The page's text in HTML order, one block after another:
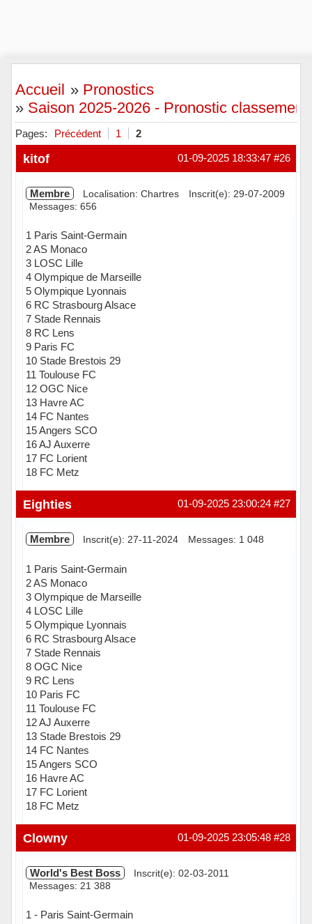
Accueil » Pronostics
» Saison 2025-2026 - Pronostic classement
Pages: Précédent 1 2
#26
01-09-2025 18:33:47
kitof
Membre Localisation: Chartres
Inscrit(e): 29-07-2009
Messages: 656
1 Paris Saint-Germain
2 AS Monaco
3 LOSC Lille
4 Olympique de Marseille
5 Olympique Lyonnais
6 RC Strasbourg Alsace
7 Stade Rennais
8 RC Lens
9 Paris FC
10 Stade Brestois 29
11 Toulouse FC
12 OGC Nice
13 Havre AC
14 FC Nantes
15 Angers SCO
16 AJ Auxerre
17 FC Lorient
18 FC Metz
Hors ligne #27
01-09-2025 23:00:24
Eighties
Membre Inscrit(e): 27-11-2024 Messages: 1 048
1 Paris Saint-Germain
2 AS Monaco
3 Olympique de Marseille
4 LOSC Lille
5 Olympique Lyonnais
6 RC Strasbourg Alsace
7 Stade Rennais
8 OGC Nice
9 RC Lens
10 Paris FC
11 Toulouse FC
12 AJ Auxerre
13 Stade Brestois 29
14 FC Nantes
15 Angers SCO
16 Havre AC
17 FC Lorient
18 FC Metz
Hors ligne #28
01-09-2025 23:05:48
Clowny
World's Best Boss
Inscrit(e): 02-03-2011
Messages: 21 388
1 - Paris Saint-Germain